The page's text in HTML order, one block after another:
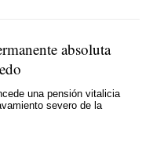
absoluta
una pensión vitalicia
severo de la